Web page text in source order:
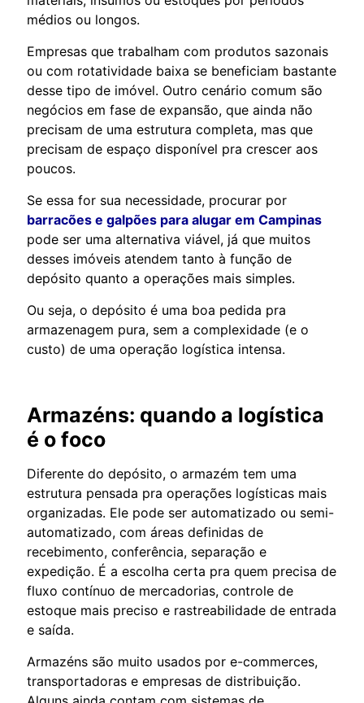
médios ou longos.
Empresas que trabalham com produtos sazonais
ou com rotatividade baixa se beneficiam bastante
desse tipo de imóvel. Outro cenário comum são
negócios em fase de expansão, que ainda não
precisam de uma estrutura completa, mas que
precisam de espaço disponível pra crescer aos
poucos.
Se essa for sua necessidade, procurar por
barracões e galpões para alugar em Campinas
pode ser uma alternativa viável, já que muitos
desses imóveis atendem tanto à função de
depósito quanto a operações mais simples.
Ou seja, o depósito é uma boa pedida pra
armazenagem pura, sem a complexidade (e o
custo) de uma operação logística intensa.
Armazéns: quando a logística
é o foco
Diferente do depósito, o armazém tem uma
estrutura pensada pra operações logísticas mais
organizadas. Ele pode ser automatizado ou semi-
automatizado, com áreas definidas de
recebimento, conferência, separação e
expedição. É a escolha certa pra quem precisa de
fluxo contínuo de mercadorias, controle de
estoque mais preciso e rastreabilidade de entrada
e saída.
Armazéns são muito usados por e-commerces,
transportadoras e empresas de distribuição.